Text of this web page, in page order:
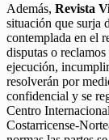
Además, Revista
situación que surja
contemplada en el
disputas o
ejecución,
resolverán por
confidencial y se
Centro
Costarricense-